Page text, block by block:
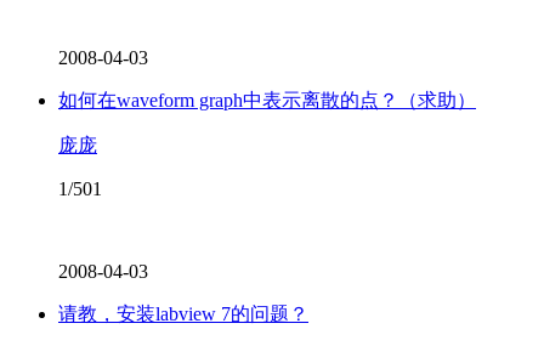
2008-04-03
如何在waveform graph中表示离散的点？（求助）
庞庞
1/501
2008-04-03
请教，安装labview 7的问题？